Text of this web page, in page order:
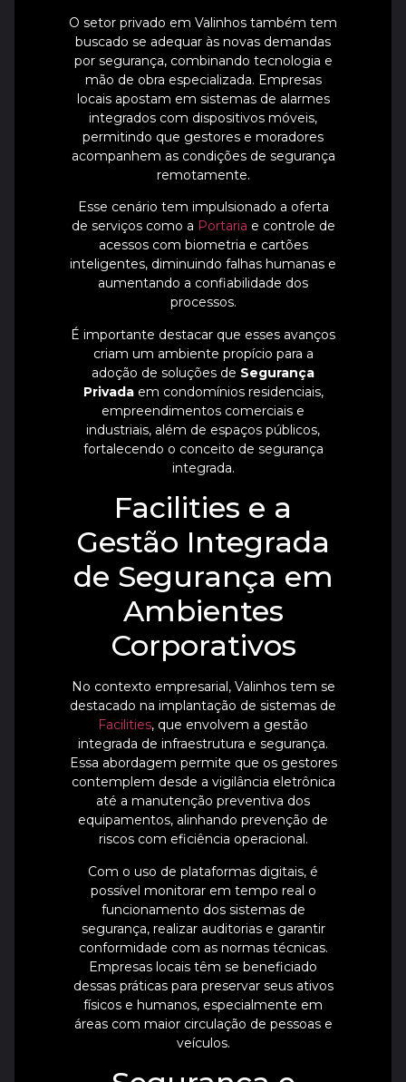
O setor privado em Valinhos também tem
buscado se adequar às novas demandas
por segurança, combinando tecnologia e
mão de obra especializada. Empresas
locais apostam em sistemas de alarmes
integrados com dispositivos móveis,
permitindo que gestores e moradores
acompanhem as condições de segurança
remotamente.
Esse cenário tem impulsionado a oferta
de serviços como a Portaria e controle de
acessos com biometria e cartões
inteligentes, diminuindo falhas humanas e
aumentando a confiabilidade dos
processos.
É importante destacar que esses avanços
criam um ambiente propício para a
adoção de soluções de Segurança
Privadaem condomínios residenciais,
empreendimentos comerciais e
industriais, além de espaços públicos,
fortalecendo o conceito de segurança
integrada.
Facilities e a
Gestão Integrada
de Segurança em
Ambientes
Corporativos
No contexto empresarial, Valinhos tem se
destacado na implantação de sistemas de
Facilities, que envolvem a gestão
integrada de infraestrutura e segurança.
Essa abordagem permite que os gestores
contemplem desde a vigilância eletrônica
até a manutenção preventiva dos
equipamentos, alinhando prevenção de
riscos com eficiência operacional.
Com o uso de plataformas digitais, é
possível monitorar em tempo real o
funcionamento dos sistemas de
segurança, realizar auditorias e garantir
conformidade com as normas técnicas.
Empresas locais têm se beneficiado
dessas práticas para preservar seus ativos
físicos e humanos, especialmente em
áreas com maior circulação de pessoas e
veículos.